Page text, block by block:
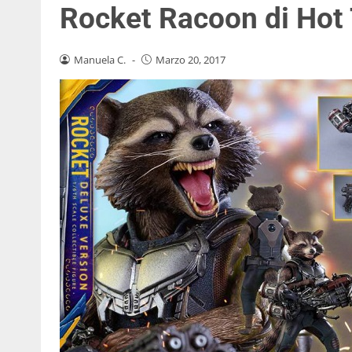
Rocket Racoon di Hot
Manuela C. - Marzo 20, 2017